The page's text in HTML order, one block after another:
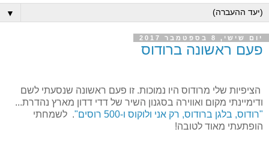
▼
יום שישי, 8 בספטמבר 2017
פעם ראשונה ברודוס
הציפיות שלי מרודוס היו נמוכות. זו פעם ראשונה שנסעתי לשם
ודימיינתי מקום ואווירה בסגנון השיר של דדי דדון מארץ נהדרת...
"רודוס, בלגן ברודוס, רק אני ולוקוס ו-500 רוסים"
. לשמחתי
הופתעתי מאוד לטובה!